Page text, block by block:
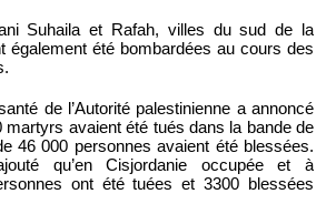
Suhaila et Rafah, villes du sud de la
également été bombardées au cours des
de l’Autorité palestinienne a annoncé
martyrs avaient été tués dans la bande de
46 000 personnes avaient été blessées.
qu’en Cisjordanie occupée et à
ont été tuées et 3300 blessées